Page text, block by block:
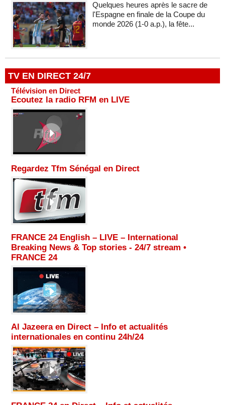
Quelques heures après le sacre de
l'Espagne en finale de la Coupe du
monde 2026 (1-0 a.p.), la fête...
TV EN DIRECT 24/7
Télévision en Direct
Ecoutez la radio RFM en LIVE
Regardez Tfm Sénégal en Direct
FRANCE 24 English – LIVE – International
Breaking News & Top stories - 24/7 stream •
FRANCE 24
Al Jazeera en Direct – Info et actualités
internationales en continu 24h/24